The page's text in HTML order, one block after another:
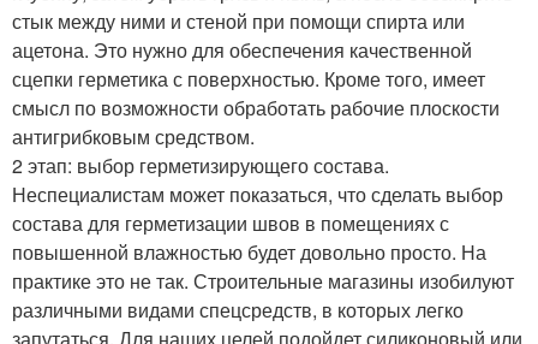
стык между ними и стеной при помощи спирта или
ацетона. Это нужно для обеспечения качественной
сцепки герметика с поверхностью. Кроме того, имеет
смысл по возможности обработать рабочие плоскости
антигрибковым средством.
2 этап: выбор герметизирующего состава.
Неспециалистам может показаться, что сделать выбор
состава для герметизации швов в помещениях с
повышенной влажностью будет довольно просто. На
практике это не так. Строительные магазины изобилуют
различными видами спецсредств, в которых легко
запутаться. Для наших целей подойдет силиконовый или